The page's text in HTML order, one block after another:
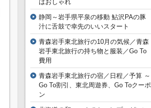
はおしゃれ
静岡～岩手県平泉の移動 鮎沢PAの豚
汁に舌鼓で幸先のいいスタート
青森岩手東北旅行の10月の気候／青森
岩手東北旅行の持ち物と服装／Go To
費用
青森岩手東北旅行の宿／日程／予算 ～
Go To割引、東北周遊券、Go Toクーポ
ン